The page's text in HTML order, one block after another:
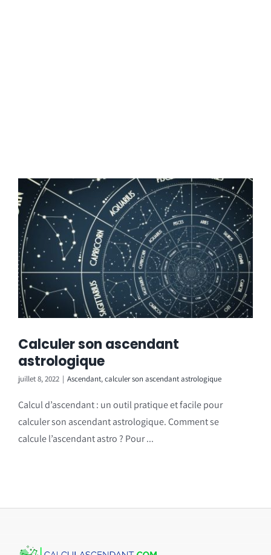
Calculer son ascendant
astrologique
juillet 8, 2022 | Ascendant,calculer son ascendant astrologique
Calcul d’ascendant : un outil pratique et facile pour
calculer son ascendant astrologique. Comment se
calcule l’ascendant astro ? Pour ...